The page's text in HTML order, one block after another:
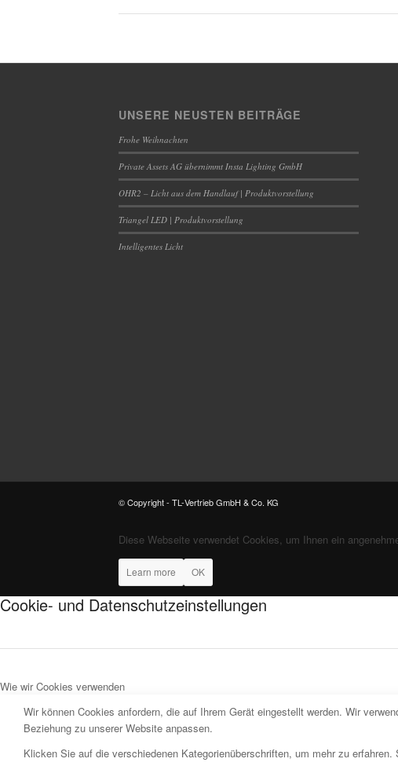
UNSERE NEUSTEN BEITRÄGE
Frohe Weihnachten
Private Assets AG übernimmt Insta Lighting GmbH
OHR2 – Licht aus dem Handlauf | Produktvorstellung
Triangel LED | Produktvorstellung
Intelligentes Licht
© Copyright - TL-Vertrieb GmbH & Co. KG
Diese Webseite verwendet Cookies, um Ihnen ein
Learn more OK
Cookie- und Datenschutzeinstellungen
Wie wir Cookies verwenden
Wir können Cookies anfordern, die auf Ihrem Gerät eingestellt werden. Wir
Beziehung zu unserer Website anpassen.
Klicken Sie auf die verschiedenen Kategorienüberschriften, um mehr zu